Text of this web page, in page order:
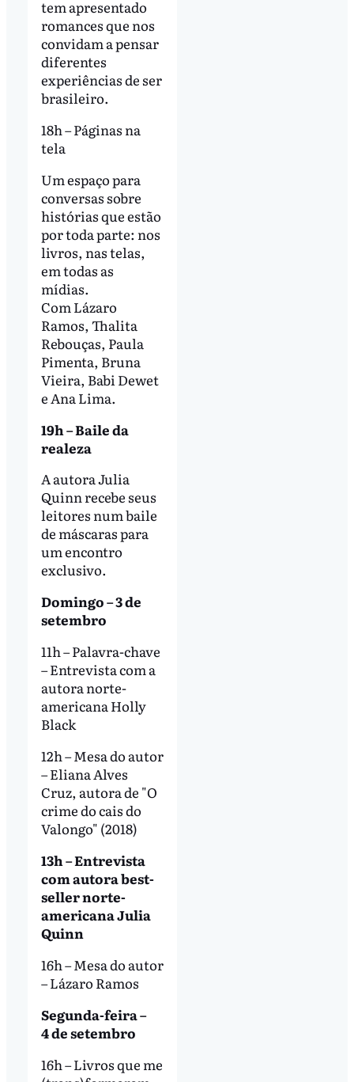
tem apresentado
romances que nos
convidam a pensar
diferentes
experiências de ser
brasileiro.
18h – Páginas na
tela
Um espaço para
conversas sobre
histórias que estão
por toda parte: nos
livros, nas telas,
em todas as
mídias.
Com Lázaro
Ramos, Thalita
Rebouças, Paula
Pimenta, Bruna
Vieira, Babi Dewet
e Ana Lima.
19h – Baile da
realeza
A autora Julia
Quinn recebe seus
leitores num baile
de máscaras para
um encontro
exclusivo.
Domingo – 3 de
setembro
11h – Palavra-chave
– Entrevista com a
autora norte-
americana Holly
Black
12h – Mesa do autor
– Eliana Alves
Cruz, autora de "O
crime do cais do
Valongo" (2018)
13h – Entrevista
com autora best-
seller norte-
americana Julia
Quinn
16h – Mesa do autor
– Lázaro Ramos
Segunda-feira –
4 de setembro
16h – Livros que me